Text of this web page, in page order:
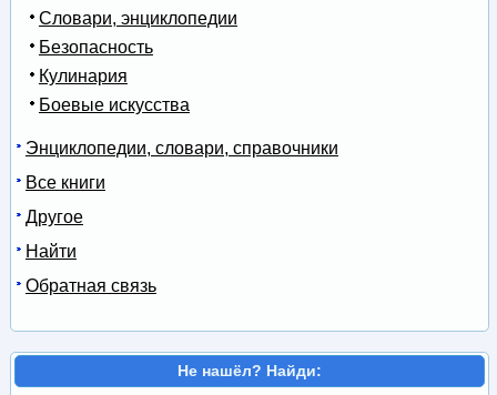
Словари, энциклопедии
Безопасность
Кулинария
Боевые искусства
Энциклопедии, словари, справочники
Все книги
Другое
Найти
Обратная связь
Не нашёл? Найди: